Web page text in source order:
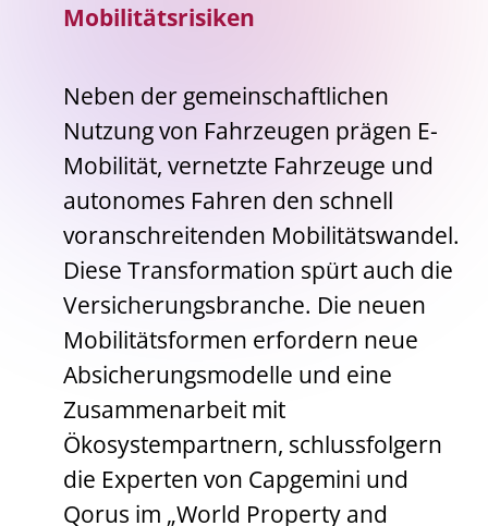
Mobilitätsrisiken
Neben der gemeinschaftlichen
Nutzung von Fahrzeugen prägen E-
Mobilität, vernetzte Fahrzeuge und
autonomes Fahren den schnell
voranschreitenden Mobilitätswandel.
Diese Transformation spürt auch die
Versicherungsbranche. Die neuen
Mobilitätsformen erfordern neue
Absicherungsmodelle und eine
Zusammenarbeit mit
Ökosystempartnern, schlussfolgern
die Experten von Capgemini und
Qorus im „World Property and